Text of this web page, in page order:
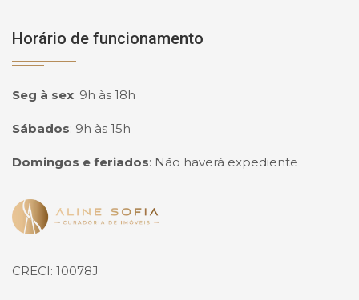
Horário de funcionamento
Seg à sex: 9h às 18h
Sábados: 9h às 15h
Domingos e feriados: Não haverá expediente
Página inicial
CRECI: 10078J